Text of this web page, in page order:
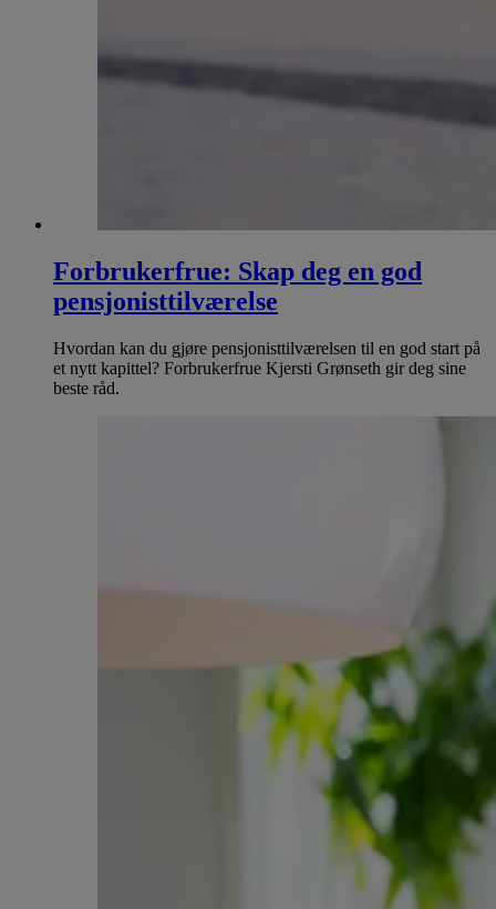
Forbrukerfrue: Skap deg en god
pensjonisttilværelse
Hvordan kan du gjøre pensjonisttilværelsen til en god start på
et nytt kapittel? Forbrukerfrue Kjersti Grønseth gir deg sine
beste råd.